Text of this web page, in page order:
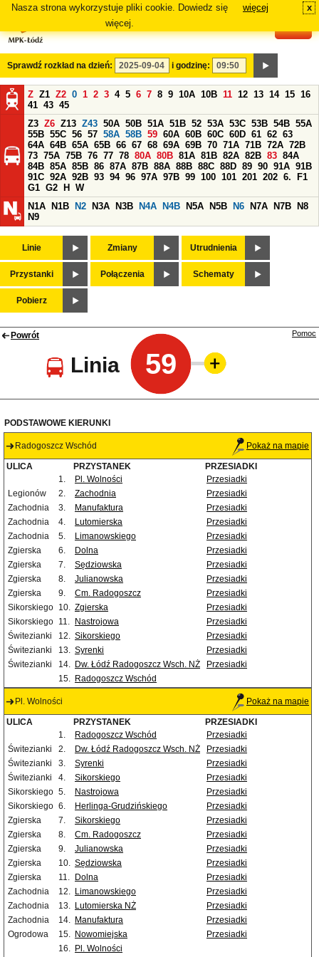
Nasza strona wykorzystuje pliki cookie. Dowiedz się
więcej.
więcej x
Sprawdź rozkład na dzień: i godzinę:
Z Z1 Z2 0 1 2 3 4 5 6 7 8 9 10A 10B 11 12 13 14 15 16
41 43 45
Z3 Z6 Z13 Z43 50A 50B 51A 51B 52 53A 53C 53B 54B 55A
55B 55C 56 57 58A 58B 59 60A 60B 60C 60D 61 62 63
64A 64B 65A 65B 66 67 68 69A 69B 70 71A 71B 72A 72B
73 75A 75B 76 77 78 80A 80B 81A 81B 82A 82B 83 84A
84B 85A 85B 86 87A 87B 88A 88B 88C 88D 89 90 91A 91B
91C 92A 92B 93 94 96 97A 97B 99 100 101 201 202 6.
F1
G1 G2 H
W
N1A
N1B N2 N3A N3B N4A N4B N5A N5B N6 N7A N7B
N8
N9
Linie Zmiany Utrudnienia
Przystanki Połączenia Schematy
Pobierz
Powrót
Linia 59
Pomoc
PODSTAWOWE KIERUNKI
Radogoszcz Wschód Pokaż na mapie
ULICA PRZYSTANEK
PRZESIADKI
1.
Pl. Wolności
Przesiadki
Legionów
2. Zachodnia
Przesiadki
Zachodnia
3. Manufaktura
Przesiadki
Zachodnia
4. Lutomierska
Przesiadki
Zachodnia
5. Limanowskiego
Przesiadki
Zgierska
6. Dolna
Przesiadki
Zgierska
7. Sędziowska
Przesiadki
Zgierska
8. Julianowska
Przesiadki
Zgierska
9. Cm. Radogoszcz
Przesiadki
Sikorskiego 10. Zgierska
Przesiadki
Sikorskiego 11. Nastrojowa
Przesiadki
Świtezianki
12. Sikorskiego
Przesiadki
Świtezianki
13. Syrenki
Przesiadki
Świtezianki
14. Dw. Łódź Radogoszcz Wsch. NŻ
Przesiadki
15. Radogoszcz Wschód
Pl. Wolności Pokaż na mapie
ULICA PRZYSTANEK
PRZESIADKI
1.
Radogoszcz Wschód
Przesiadki
Świtezianki
2. Dw. Łódź Radogoszcz Wsch. NŻ
Przesiadki
Świtezianki
3. Syrenki
Przesiadki
Świtezianki
4. Sikorskiego
Przesiadki
Sikorskiego 5. Nastrojowa
Przesiadki
Sikorskiego 6. Herlinga-Grudzińskiego
Przesiadki
Zgierska
7. Sikorskiego
Przesiadki
Zgierska
8. Cm. Radogoszcz
Przesiadki
Zgierska
9. Julianowska
Przesiadki
Zgierska
10. Sędziowska
Przesiadki
Zgierska
11. Dolna
Przesiadki
Zachodnia
12. Limanowskiego
Przesiadki
Zachodnia
13. Lutomierska NŻ
Przesiadki
Zachodnia
14. Manufaktura
Przesiadki
Ogrodowa
15. Nowomiejska
Przesiadki
16. Pl. Wolności